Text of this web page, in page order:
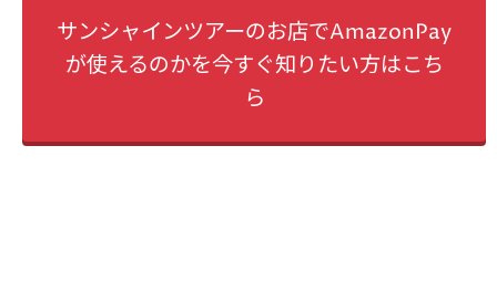
サンシャインツアーのお店でAmazonPay
が使えるのかを今すぐ知りたい方はこち
ら